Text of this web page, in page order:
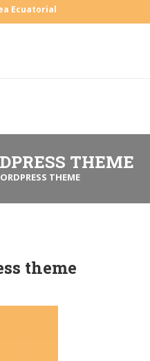
Ecuatorial
THEME
THEME
theme